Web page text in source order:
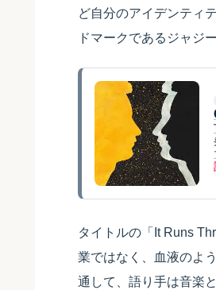
ど自分のアイデンティ
ドマークであるジャジ
タイトルの「It Runs
業ではなく、血液のよ
通して、語り手は音楽